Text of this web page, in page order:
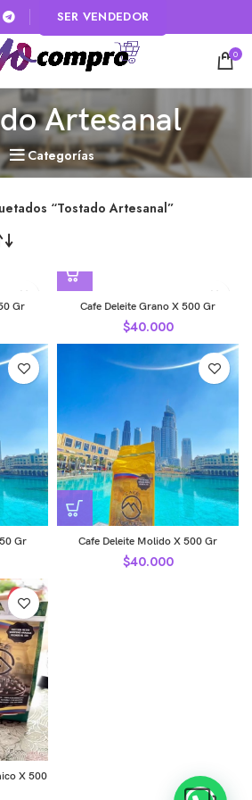
SER VENDEDOR
0
Artesanal
Categorías
“Tostado Artesanal”
Gr Cafe Deleite Grano X 500 Gr
$40.000
Gr Cafe Deleite Molido X 500 Gr
$40.000
X 500